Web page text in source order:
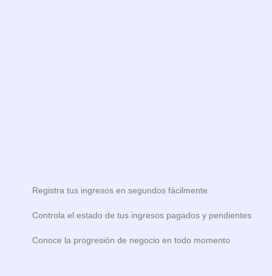
Registra tus ingresos en segundos fácilmente
Controla el estado de tus ingresos pagados y pendientes
Conoce la progresión de negocio en todo momento